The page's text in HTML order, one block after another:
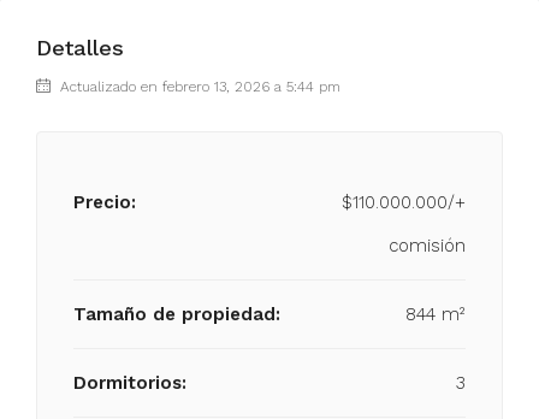
Detalles
Actualizado en febrero 13, 2026 a 5:44 pm
Precio:
$110.000.000/+
comisión
Tamaño de propiedad: 844 m²
Dormitorios: 3